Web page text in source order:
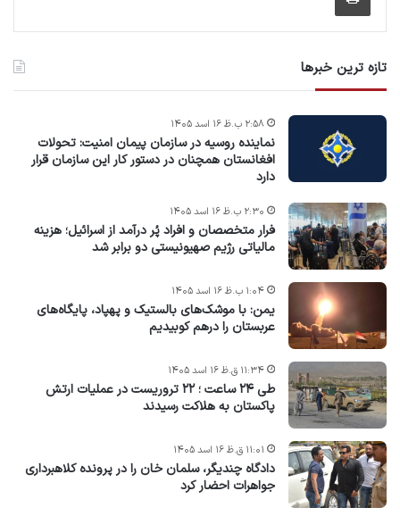
تازه ترین خبرها
نماینده روسیه در سازمان پیمان امنیت: تحولات
افغانستان همچنان در دستور کار این سازمان قرار
دارد
۲:۵۸ ب.ظ ۱۶ اسد ۱۴۰۵
فرار متخصصان و افراد پُر درآمد از اسرائیل؛ هزینه
مالیاتی رژیم صهیونیستی دو برابر شد
۲:۳۰ ب.ظ ۱۶ اسد ۱۴۰۵
یمن: با موشک‌های بالستیک و پهپاد، پایگاه‌های
عربستان را درهم کوبیدیم
۱:۰۴ ب.ظ ۱۶ اسد ۱۴۰۵
طی ۲۴ ساعت ؛ ۲۲ تروریست در عملیات ارتش
پاکستان به هلاکت رسیدند
۱۱:۳۴ ق.ظ ۱۶ اسد ۱۴۰۵
دادگاه چندیگر، سلمان خان را در پرونده کلاهبرداری
جواهرات احضار کرد
۱۱:۰۱ ق.ظ ۱۶ اسد ۱۴۰۵